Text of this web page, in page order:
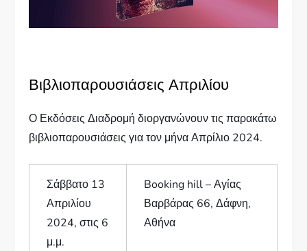
Βιβλιοπαρουσιάσεις Απριλίου
Ο Εκδόσεις Διαδρομή διοργανώνουν τις παρακάτω
βιβλιοπαρουσιάσεις για τον μήνα Απρίλιο 2024.
Σάββατο 13
Απριλίου
2024, στις 6
μ.μ.
Booking hill – Αγίας
Βαρβάρας 66, Δάφνη,
Αθήνα